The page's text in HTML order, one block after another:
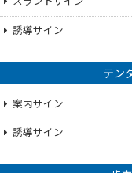
誘導サイン
テン
案内サイン
誘導サイン